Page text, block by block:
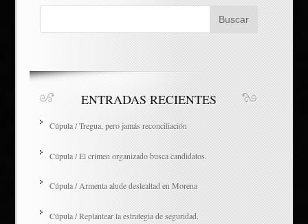
ENTRADAS RECIENTES
Cúpula / Tregua, pero jamás reconciliación
Cúpula / El crimen organizado busca candidatos.
Cúpula / Armenta alude deslealtad en Morena
Cúpula / Replantear la estrategia de seguridad.